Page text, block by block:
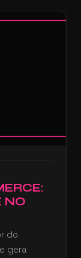
NO
do
gera